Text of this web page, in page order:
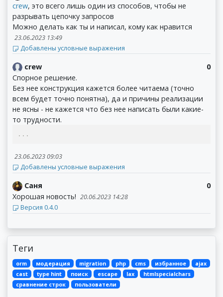
crew, это всего лишь один из способов, чтобы не
разрывать цепочку запросов
Можно делать как ты и написал, кому как нравится
23.06.2023 13:49
Добавлены условные выражения
0
crew
Спорное решение.
Без нее конструкция кажется более читаема (точно
всем будет точно понятна), да и причины реализации
не ясны - не кажется что без нее написать были какие-
то трудности.
...
23.06.2023 09:03
Добавлены условные выражения
0
Саня
Хорошая новость! 20.06.2023 14:28
Версия 0.4.0
Теги
orm модерация migration php cms избранное
ajax
cast
type hint поиск escape lax
htmlspecialchars
сравнение строк
пользователи